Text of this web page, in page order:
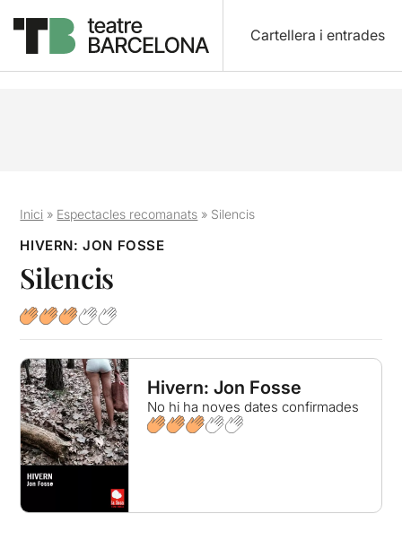
Cartellera i entrades
Inici » Espectacles recomanats » Silencis
HIVERN: JON FOSSE
Silencis
Hivern: Jon Fosse
No hi ha noves dates confirmades